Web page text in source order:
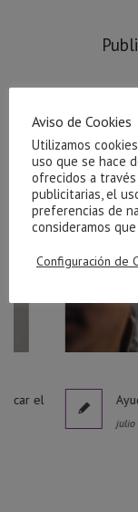
Ayuda
julio 27, 2026
Aviso de Cookies
Utilizamos
uso que se hace
ofrecidos a
publicitarias, el
preferencias de
consideramos
Configuración de